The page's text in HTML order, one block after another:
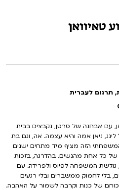
טאיוואן
תרגום לעברית
עם אבחנה של סרטן, נקבצים בבית
ניאן אמה והיא עצמה. אה, וגם בת
המשפחתי הזה מציף מיד מתחים ישנים
כל אחת מהנשים. בהדרגה, בזכות
המשפחה לפיוס ולפרידה. עם
בלי לחמוק ממשברים ובלי רגעים
של כנות וקרבה לשמור על האהבה.